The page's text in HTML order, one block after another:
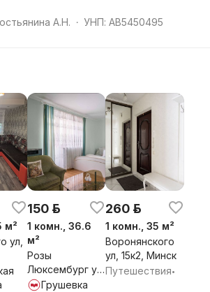
А.Н. • УНП: AB5450495
м²
ул,
150 р.
1 комн., 36.6
м²
Розы
Люксембург ул,
94, Минск
Грушевка
260 р.
1 комн., 35 м²
Воронянского
ул, 15к2, Минск
Путешествия•